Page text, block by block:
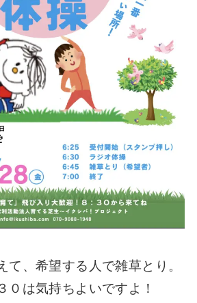
て、希望する人で雑草とり。
０は気持ちよいですよ！